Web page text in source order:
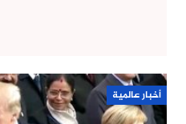
أخبار عالمية